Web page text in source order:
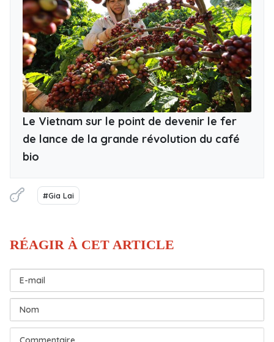
Le Vietnam sur le point de devenir le fer
de lance de la grande révolution du café
bio
#Gia Lai